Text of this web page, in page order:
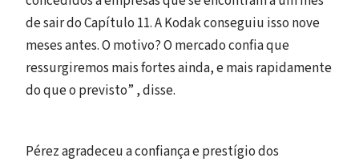
de sair do Capítulo 11. A Kodak conseguiu isso nove
meses antes. O motivo? O mercado confia que
ressurgiremos mais fortes ainda, e mais rapidamente
do que o previsto” , disse.
Pérez agradeceu a confiança e prestígio dos